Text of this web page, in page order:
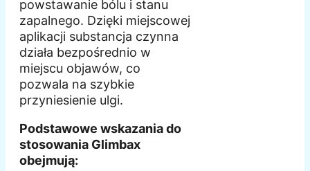
powstawanie bólu i stanu
zapalnego. Dzięki miejscowej
aplikacji substancja czynna
działa bezpośrednio w
miejscu objawów, co
pozwala na szybkie
przyniesienie ulgi.
Podstawowe wskazania do
stosowania Glimbax
obejmują: